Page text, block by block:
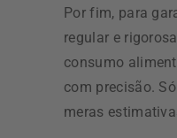
Por fim, para
regular e
consumo
com precisão.
meras